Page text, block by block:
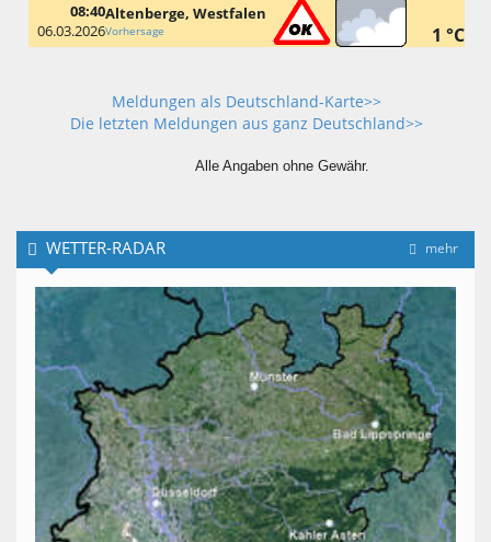
08:40
06.03.2026
Altenberge, Westfalen
Vorhersage 1 °C
Meldungen als Deutschland-Karte>>
Die letzten Meldungen aus ganz Deutschland>>
Alle Angaben ohne Gewähr.
mehr
WETTER-RADAR